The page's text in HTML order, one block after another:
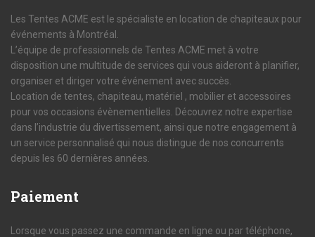
Les Tentes ACME est le spécialiste en location de chapiteaux pour
événements à Montréal.
L’équipe de professionnels de Tentes ACME met à votre
disposition une multitude de services qui vous aideront à planifier,
organiser et diriger votre événement avec succès.
Location de tentes, chapiteau, matériel , mobilier et accessoires
pour vos occasions évènementielles. Découvrez notre expertise
dans l’industrie du divertissement, ainsi que notre engagement à
un service personnalisé qui nous distingue de nos concurrents
depuis les 60 dernières années.
Paiement
Lorsque vous passez une commande en ligne ou par téléphone,